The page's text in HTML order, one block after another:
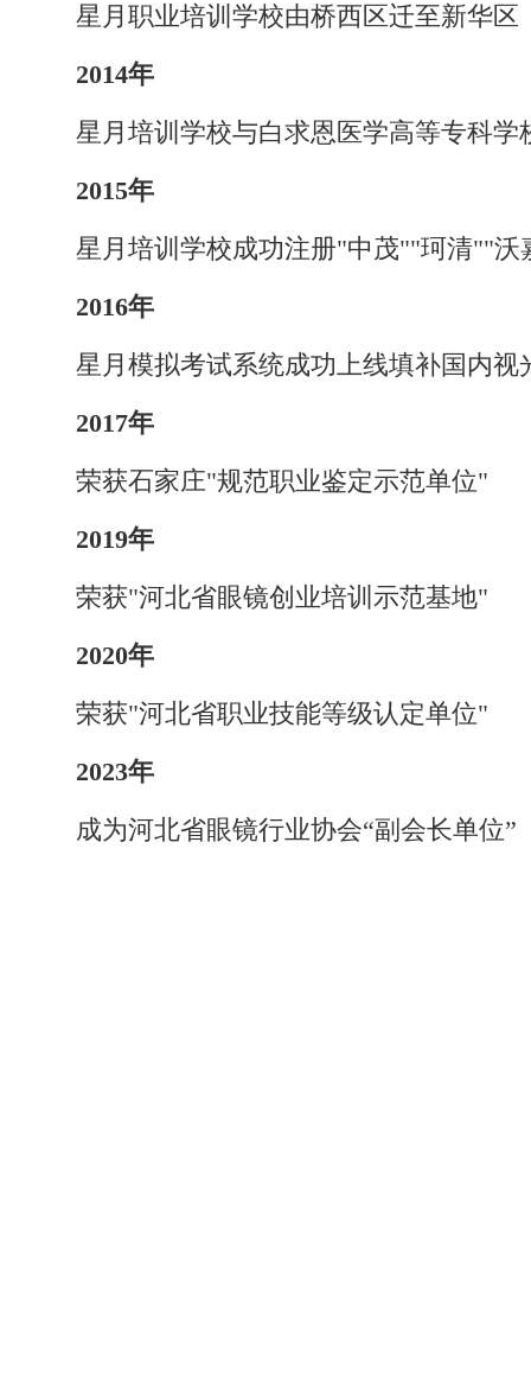
星月职业培训学校由桥西区迁至新华区
2014年
星月培训学校与白求恩医学高等专科学
2015年
星月培训学校成功注册"中茂""珂清""沃
2016年
星月模拟考试系统成功上线填补国内视
2017年
荣获石家庄"规范职业鉴定示范单位"
2019年
荣获"河北省眼镜创业培训示范基地"
2020年
荣获"河北省职业技能等级认定单位"
2023年
成为河北省眼镜行业协会“副会长单位”